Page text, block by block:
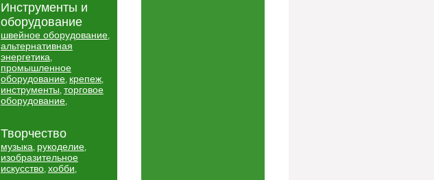
Инструменты и
оборудование
швейное оборудование,
альтернативная
энергетика,
промышленное
оборудование, крепеж,
инструменты, торговое
оборудование,
Творчество
музыка, рукоделие,
изобразительное
искусство, хобби,